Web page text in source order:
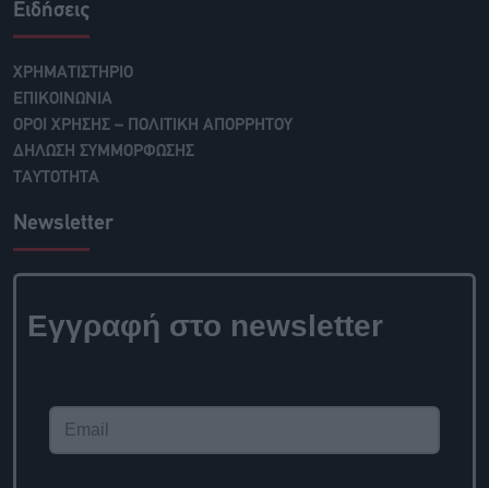
Ειδήσεις
ΧΡΗΜΑΤΙΣΤΗΡΙΟ
ΕΠΙΚΟΙΝΩΝΙΑ
ΟΡΟΙ ΧΡΗΣΗΣ – ΠΟΛΙΤΙΚΗ ΑΠΟΡΡΗΤΟΥ
ΔΗΛΩΣΗ ΣΥΜΜΟΡΦΩΣΗΣ
ΤΑΥΤΟΤΗΤΑ
Newsletter
Εγγραφή στο newsletter